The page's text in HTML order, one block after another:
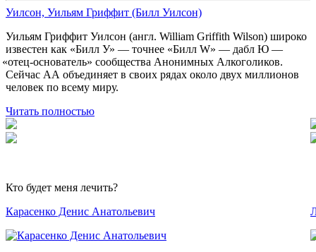
Уилсон, Уильям Гриффит (Билл Уилсон)
Уильям Гриффит Уилсон (англ. William Griffith Wilson) широко
известен как «Билл У» — точнее «Билл W» — дабл Ю —
«отец-основатель» сообщества Анонимных Алкоголиков.
Сейчас АА объединяет в своих рядах около двух миллионов
человек по всему миру.
Читать полностью
Кто будет меня лечить?
Карасенко Денис Анатольевич